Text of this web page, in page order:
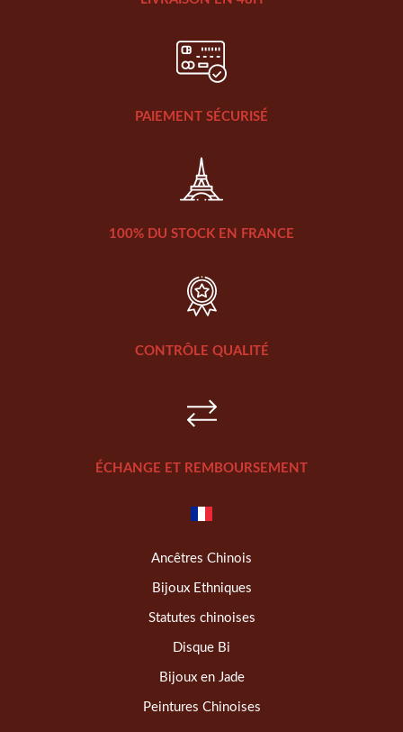
PAIEMENT SÉCURISÉ
100% DU STOCK EN FRANCE
CONTRÔLE QUALITÉ
ÉCHANGE ET REMBOURSEMENT
Ancêtres Chinois
Bijoux Ethniques
Statutes chinoises
Disque Bi
Bijoux en Jade
Peintures Chinoises